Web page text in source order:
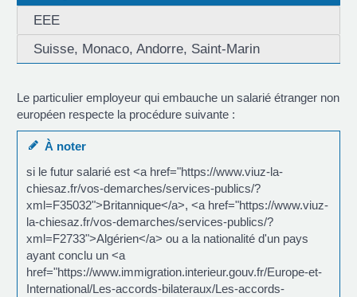
EEE
Suisse, Monaco, Andorre, Saint-Marin
Le particulier employeur qui embauche un salarié étranger non
européen respecte la procédure suivante :
À noter
si le futur salarié est <a href="https://www.viuz-la-
chiesaz.fr/vos-demarches/services-publics/?
xml=F35032">Britannique</a>, <a href="https://www.viuz-
la-chiesaz.fr/vos-demarches/services-publics/?
xml=F2733">Algérien</a> ou a la nationalité d'un pays
ayant conclu un <a
href="https://www.immigration.interieur.gouv.fr/Europe-et-
International/Les-accords-bilateraux/Les-accords-